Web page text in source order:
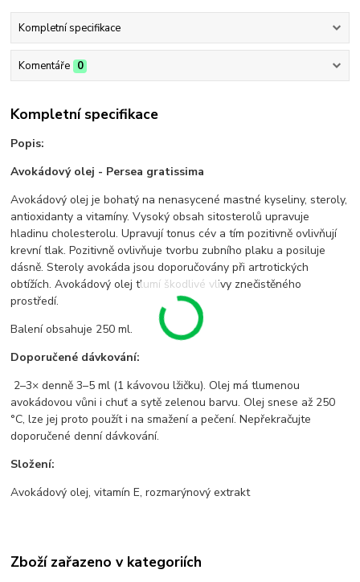
Kompletní specifikace
Komentáře 0
Kompletní specifikace
Popis:
Avokádový olej - Persea gratissima
Avokádový olej je bohatý na nenasycené mastné kyseliny, steroly,
antioxidanty a vitamíny. Vysoký obsah sitosterolů upravuje
hladinu cholesterolu. Upravují tonus cév a tím pozitivně ovlivňují
krevní tlak. Pozitivně ovlivňuje tvorbu zubního plaku a posiluje
dásně. Steroly avokáda jsou doporučovány při artrotických
obtížích. Avokádový olej tlumí škodlivé vlivy znečistěného
prostředí.
Balení obsahuje 250 ml.
Doporučené dávkování:
2–3× denně 3–5 ml (1 kávovou lžičku). Olej má tlumenou
avokádovou vůni i chuť a sytě zelenou barvu. Olej snese až 250
°C, lze jej proto použít i na smažení a pečení. Nepřekračujte
doporučené denní dávkování.
Složení:
Avokádový olej, vitamín E, rozmarýnový extrakt
Zboží zařazeno v kategoriích